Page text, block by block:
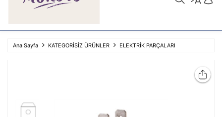
Ana Sayfa KATEGORİSİZ ÜRÜNLER ELEKTRİK PARÇALARI